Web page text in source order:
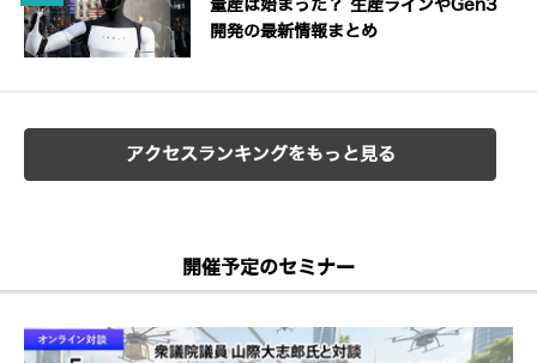
量産は始まった？ 生産ラインやGen3
開発の最新情報まとめ
アクセスランキングをもっと見る
開催予定のセミナー